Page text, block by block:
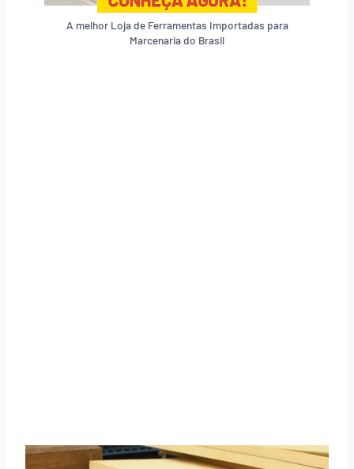
A melhor Loja de Ferramentas Importadas para
Marcenaria do Brasil